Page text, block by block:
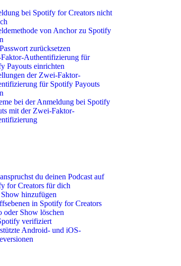
bei Spotify for Creators nicht
von Anchor zu Spotify
zurücksetzen
Authentifizierung für
Payouts einrichten
der Zwei-Faktor-
für Spotify Payouts
bei der Anmeldung bei Spotify
mit der Zwei-Faktor-
du deinen Podcast auf
for Creators für dich
hinzufügen
in Spotify for Creators
oder Show löschen
verifiziert
Android- und iOS-